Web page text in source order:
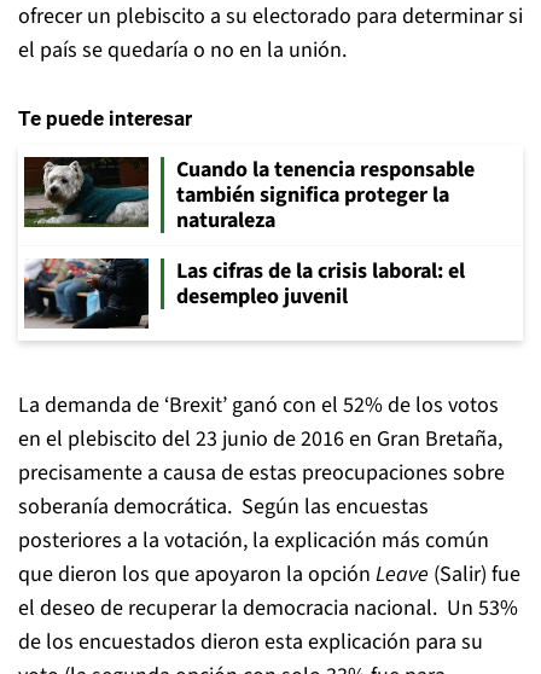
ofrecer un plebiscito a su electorado para determinar si
el país se quedaría o no en la unión.
Te puede interesar
Cuando la tenencia responsable
también significa proteger la
naturaleza
Las cifras de la crisis laboral: el
desempleo juvenil
La demanda de ‘Brexit’ ganó con el 52% de los votos
en el plebiscito del 23 junio de 2016 en Gran Bretaña,
precisamente a causa de estas preocupaciones sobre
soberanía democrática. Según las encuestas
posteriores a la votación, la explicación más común
que dieron los que apoyaron la opción Leave (Salir) fue
el deseo de recuperar la democracia nacional. Un 53%
de los encuestados dieron esta explicación para su